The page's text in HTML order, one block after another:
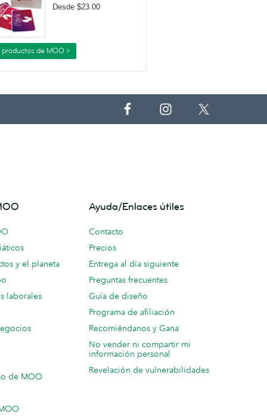
Desde $23.00
productos de MOO >
y el planeta
laborales
de MOO
Ayuda/Enlaces útiles
Contacto
Precios
Entrega al día siguiente
Preguntas frecuentes
Guía de diseño
Programa de afiliación
Recomiéndanos y Gana
No vender ni compartir mi
información personal
Revelación de vulnerabilidades